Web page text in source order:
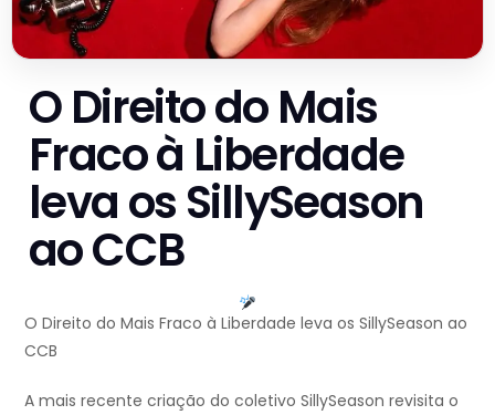
O Direito do Mais
Fraco à Liberdade
leva os SillySeason
ao CCB
O Direito do Mais Fraco à Liberdade leva os SillySeason ao
CCB
A mais recente criação do coletivo SillySeason revisita o